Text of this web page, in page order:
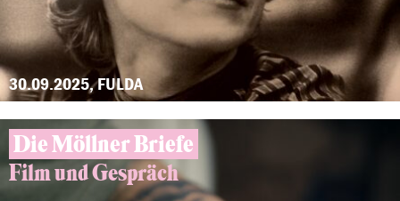
30.09.2025, FULDA
Die Möllner Briefe
Film und Gespräch